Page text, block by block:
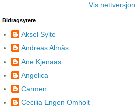
Vis nettversjon
Bidragsytere
Aksel Sylte
Andreas Almås
Ane Kjenaas
Angelica
Carmen
Cecilia Engen Omholt